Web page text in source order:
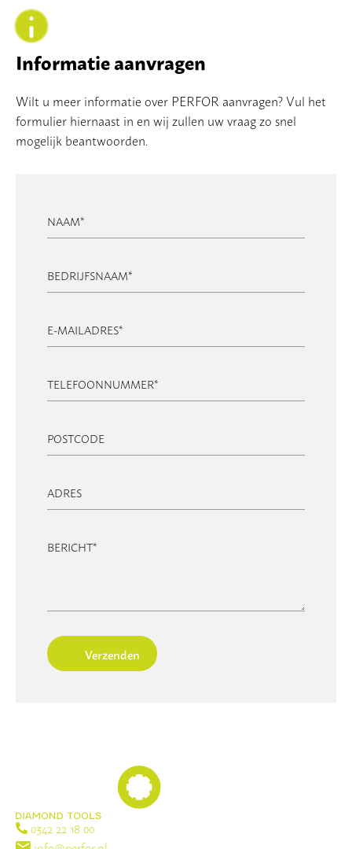
Informatie aanvragen
Wilt u meer informatie over PERFOR aanvragen? Vul het
formulier hiernaast in en wij zullen uw vraag zo snel
mogelijk beantwoorden.
NAAM*
BEDRIJFSNAAM*
E-MAILADRES*
TELEFOONNUMMER*
POSTCODE
ADRES
BERICHT*
Verzenden
0342 22 18 00